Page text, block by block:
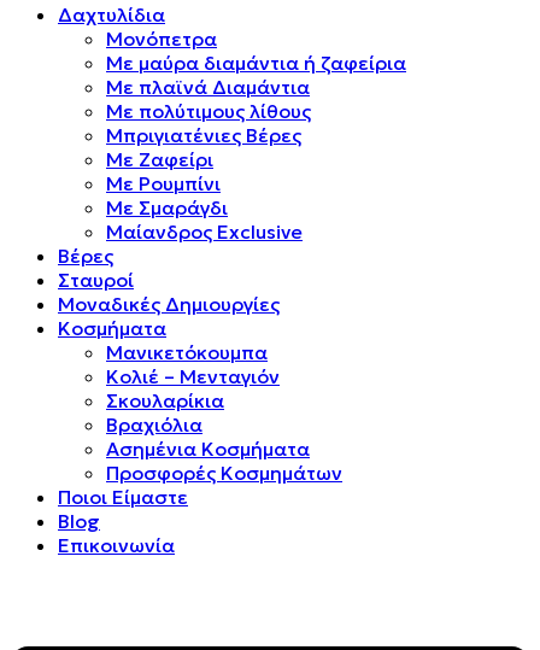
Δαχτυλίδια
Μονόπετρα
Mε μαύρα διαμάντια ή ζαφείρια
Mε πλαϊνά Διαμάντια
Mε πολύτιμους λίθους
Μπριγιατένιες Βέρες
Με Ζαφείρι
Με Ρουμπίνι
Με Σμαράγδι
Μαίανδρος Exclusive
Βέρες
Σταυροί
Μοναδικές Δημιουργίες
Κοσμήματα
Μανικετόκουμπα
Κολιέ – Μενταγιόν
Σκουλαρίκια
Βραχιόλια
Ασημένια Κοσμήματα
Προσφορές Κοσμημάτων
Ποιοι Είμαστε
Blog
Επικοινωνία